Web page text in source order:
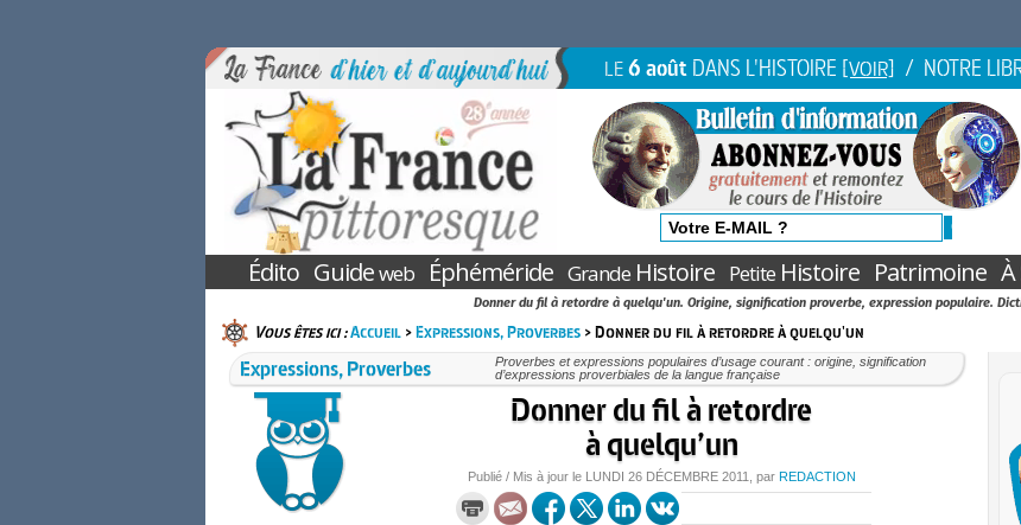
LE6 août DANS L'HISTOIRE [VOIR] / NOTRE
Édito Guideweb Éphéméride GrandeHistoire PetiteHistoire Patrimoine À
Donner du fil à retordre à quelqu'un. Origine, signification proverbe, expression populaire.
Vous êtes ici :Accueil>Expressions, Proverbes> Donner du fil à retordre à quelqu'un
Expressions, Proverbes
Proverbes et expressions populaires d’usage courant : origine, signification
d’expressions proverbiales de la langue française
Donner du fil à retordre
à quelqu’un
Publié / Mis à jour le LUNDI 26 DÉCEMBRE 2011 , par REDACTION